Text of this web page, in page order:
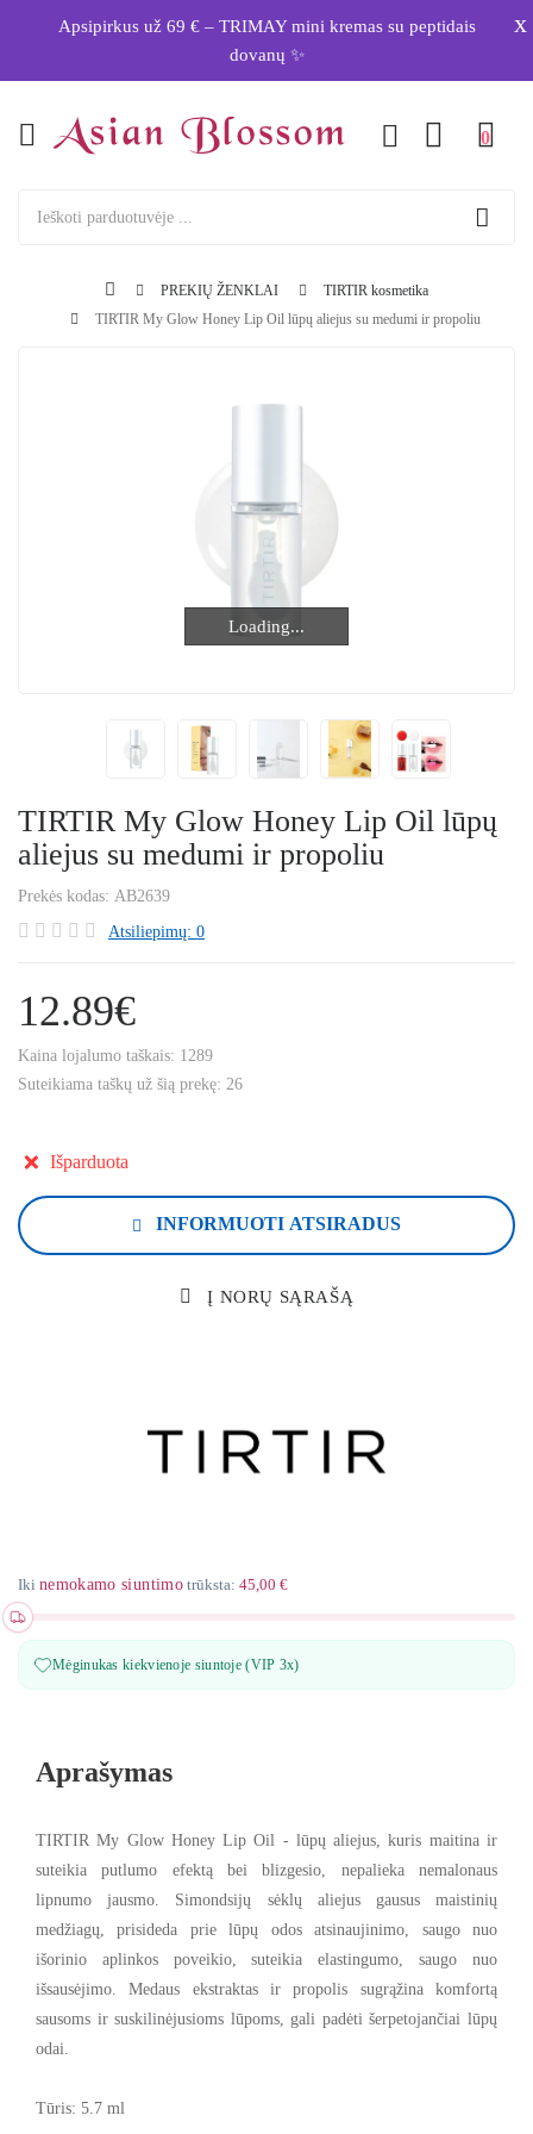
Apsipirkus už 69 € – TRIMAY mini kremas su peptidais
dovanų ✨
x
0
PREKIŲ ŽENKLAI
TIRTIR kosmetika
TIRTIR My Glow Honey Lip Oil lūpų aliejus su medumi ir propoliu
Loading...
Loading...
TIRTIR My Glow Honey Lip Oil lūpų
aliejus su medumi ir propoliu
Prekės kodas: AB2639
Atsiliepimų: 0
12.89€
Kaina lojalumo taškais: 1289
Suteikiama taškų už šią prekę: 26
Išparduota
INFORMUOTI ATSIRADUS
Į NORŲ SĄRAŠĄ
Iki nemokamo siuntimotrūksta: 45,00 €
Mėginukas kiekvienoje siuntoje (VIP 3x)
Aprašymas
TIRTIR My Glow Honey Lip Oil - lūpų aliejus, kuris maitina ir
suteikia putlumo efektą bei blizgesio, nepalieka nemalonaus
lipnumo jausmo. Simondsijų sėklų aliejus gausus maistinių
medžiagų, prisideda prie lūpų odos atsinaujinimo, saugo nuo
išorinio aplinkos poveikio, suteikia elastingumo, saugo nuo
išsausėjimo. Medaus ekstraktas ir propolis sugrąžina komfortą
sausoms ir suskilinėjusioms lūpoms, gali padėti šerpetojančiai lūpų
odai.
Tūris: 5.7 ml